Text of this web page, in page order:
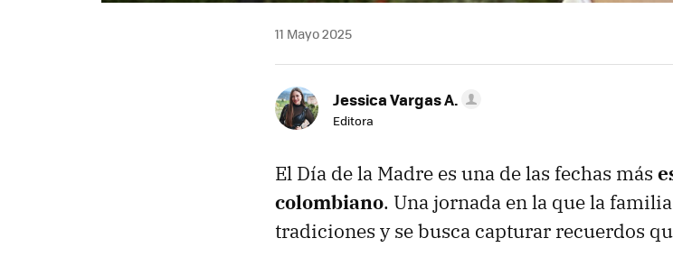
11 Mayo 2025
Jessica Vargas A.
Editora
El Día de la Madre es una de las fechas más
colombiano. Una jornada en la que la
tradiciones y se busca capturar recuerdos